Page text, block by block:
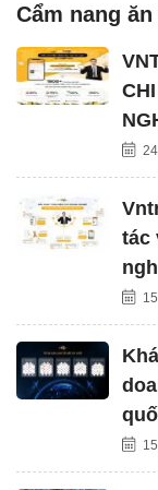
Cẩm nang
tác